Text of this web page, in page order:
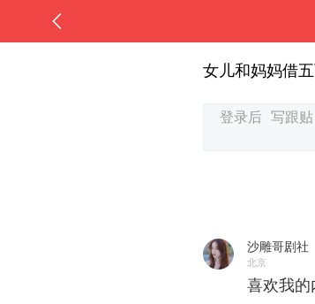
女儿和妈妈借
沙雕哥剧社
北京
喜欢我的